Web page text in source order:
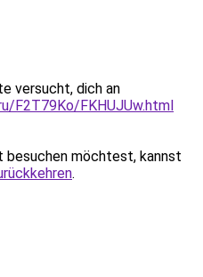
versucht, dich an
F2T79Ko/FKHUJUw.html
besuchen möchtest, kannst
.